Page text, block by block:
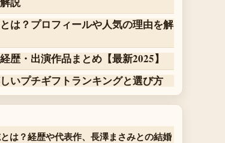
は？プロフィールや人気の理由を解
歴・出演作品まとめ【最新2025】
いプチギフトランキングと選び方
は？経歴や代表作、長澤まさみとの結婚